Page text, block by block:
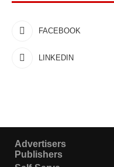
FACEBOOK
LINKEDIN
Advertisers
Publishers